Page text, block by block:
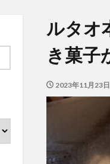
ルタオ
き菓子
2023年11月23日